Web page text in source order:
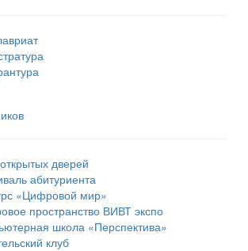
дверей
абитуриента
«Цифровой мир»
пространство ВИВТ экспо
школа «Перспектива»
клуб